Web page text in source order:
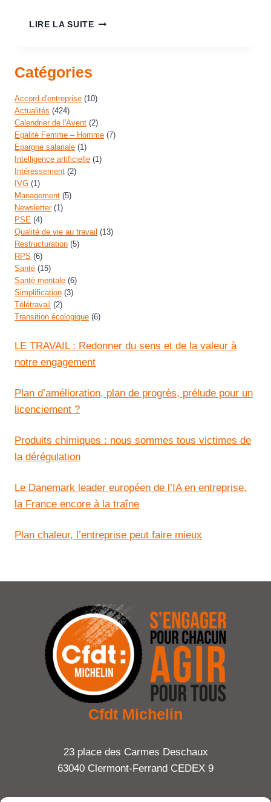
LIRE LA SUITE
Catégories
Accord d'entreprise (10)
Actualités (424)
Calendrier de l'Avent (2)
Egalité Femme – Homme (7)
Epargne salariale (1)
Intelligence artificielle (1)
Intéressement (2)
IVG (1)
Management (5)
Newsletter(1)
PSE (4)
Qualité de vie au travail (13)
Restructuration (5)
RPS (6)
Santé (15)
Santé mentale (6)
Simplification (3)
Télétravail (2)
Transition écologique (6)
LE TRAVAIL : Redonner du sens et de la valeur à
notre engagement
Plan d’amélioration, plan de progrès, prélude pour un
licenciement ?
Produits chimiques : nous sommes tous victimes de
la dérégulation
Le Danemark leader européen de l’IA en entreprise,
la France encore à la traîne
Plan chaleur, l’entreprise peut faire mieux
Cfdt Michelin
23 place des Carmes Deschaux
63040 Clermont-Ferrand CEDEX 9